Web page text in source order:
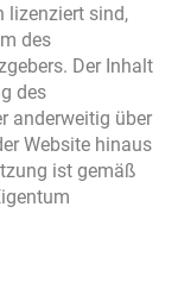
lizenziert sind,
des
Der Inhalt
des
anderweitig über
Website hinaus
ist gemäß